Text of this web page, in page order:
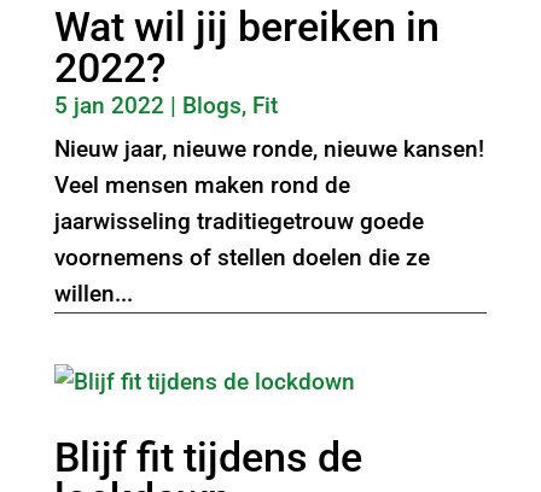
Wat wil jij bereiken in
2022?
5 jan 2022 | Blogs, Fit
Nieuw jaar, nieuwe ronde, nieuwe kansen!
Veel mensen maken rond de
jaarwisseling traditiegetrouw goede
voornemens of stellen doelen die ze
willen...
Blijf fit tijdens de